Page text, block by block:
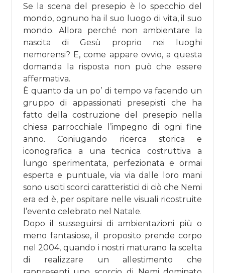
Se la scena del presepio è lo specchio del
mondo, ognuno ha il suo luogo di vita, il suo
mondo. Allora perché non ambientare la
nascita di Gesù proprio nei luoghi
nemorensi? E, come appare ovvio, a questa
domanda la risposta non può che essere
affermativa.
È quanto da un po’ di tempo va facendo un
gruppo di appassionati presepisti che ha
fatto della costruzione del presepio nella
chiesa parrocchiale l’impegno di ogni fine
anno. Coniugando ricerca storica e
iconografica a una tecnica costruttiva a
lungo sperimentata, perfezionata e ormai
esperta e puntuale, via via dalle loro mani
sono usciti scorci caratteristici di ciò che Nemi
era ed è, per ospitare nelle visuali ricostruite
l’evento celebrato nel Natale.
Dopo il susseguirsi di ambientazioni più o
meno fantasiose, il proposito prende corpo
nel 2004, quando i nostri maturano la scelta
di realizzare un allestimento che